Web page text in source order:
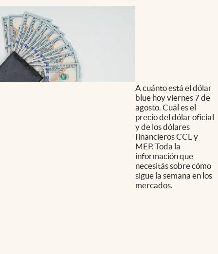
A cuánto está el dólar
blue hoy viernes 7 de
agosto. Cuál es el
precio del dólar oficial
y de los dólares
financieros CCL y
MEP. Toda la
información que
necesitás sobre cómo
sigue la semana en los
mercados.